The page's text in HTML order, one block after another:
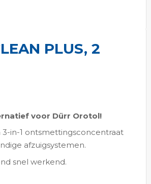
PLUS, 2
voor Dürr Orotol!
in-1 ontsmettingsconcentraat
afzuigsystemen.
snel werkend.